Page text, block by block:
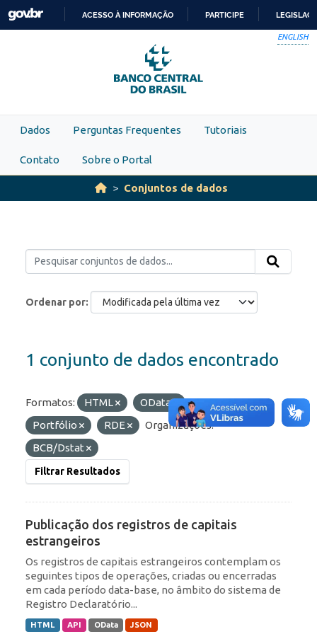
Skip to main content
PARA
O
CONTEÚDO
ACESSO À INFORMAÇÃO PARTICIPE
ENGLISH
Dados Perguntas Frequentes Tutoriais
Contato Sobre o Portal
Conjuntos de dados
Ordenar por
1 conjunto de dados encontrado
Formatos: HTML OData
Etiquetas:
Portfólio
RDE
Organizações:
BCB/Dstat
Filtrar Resultados
Publicação dos registros de capitais
estrangeiros
Os registros de capitais estrangeiros contemplam os
seguintes tipos de operações, criadas ou encerradas
em cada período data-base, no âmbito do sistema de
Registro Declaratório...
HTML API OData JSON